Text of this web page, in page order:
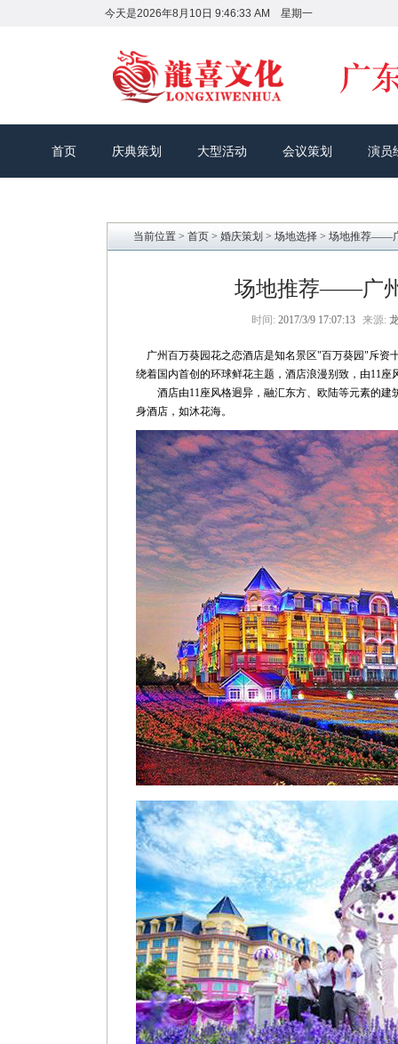
今天是2026年8月10日 9:46:33 AM 星期一
首页 庆典策划 大型活动 会议策划 演员
当前位置 > 首页 > 婚庆策划 > 场地选择 > 场地推荐——
场地推荐——广
时间: 2017/3/9 17:07:13 来源:
广州百万葵园花之恋酒店是知名景区"百万葵园"斥资
绕着国内首创的环球鲜花主题，酒店浪漫别致，由11
酒店由11座风格迥异，融汇东方、欧陆等元素的建
身酒店，如沐花海。